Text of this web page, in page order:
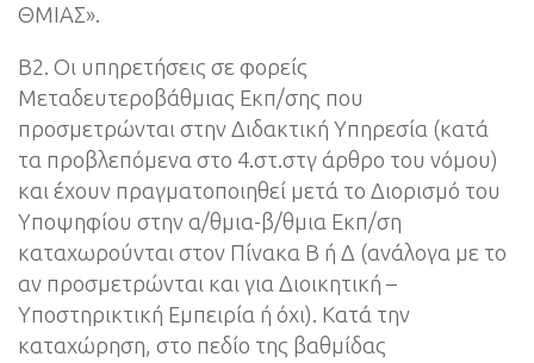
ΘΜΙΑΣ».
Β2. Οι υπηρετήσεις σε φορείς
Μεταδευτεροβάθμιας Εκπ/σης που
προσμετρώνται στην Διδακτική Υπηρεσία (κατά
τα προβλεπόμενα στο 4.στ.στγ άρθρο του νόμου)
και έχουν πραγματοποιηθεί μετά το Διορισμό του
Υποψηφίου στην α/θμια-β/θμια Εκπ/ση
καταχωρούνται στον Πίνακα Β ή Δ (ανάλογα με το
αν προσμετρώνται και για Διοικητική –
Υποστηρικτική Εμπειρία ή όχι). Κατά την
καταχώρηση, στο πεδίο της βαθμίδας